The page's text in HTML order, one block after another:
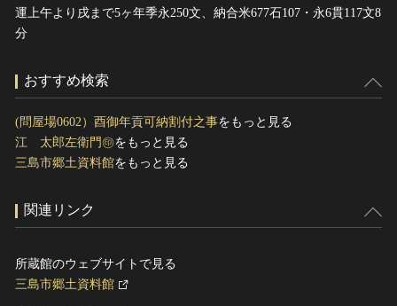
運上午より戌まで5ヶ年季永250文、納合米677石107・永6貫117文8
分
おすすめ検索
(問屋場0602）酉御年貢可納割付之事をもっと見る
江 太郎左衛門㊞をもっと見る
三島市郷土資料館をもっと見る
関連リンク
所蔵館のウェブサイトで見る
三島市郷土資料館